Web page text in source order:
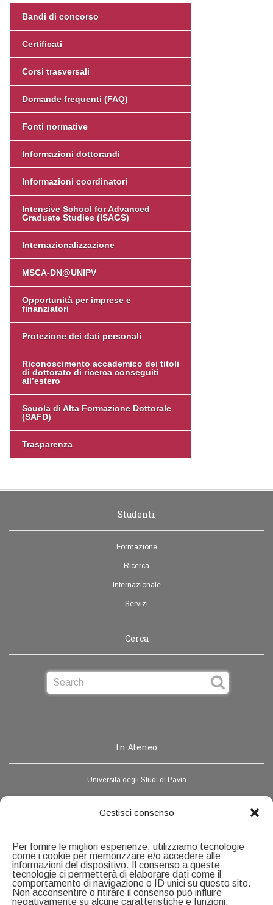
Gestisci consenso
Per fornire le migliori esperienze, utilizziamo tecnologie
come i cookie per memorizzare e/o accedere alle
informazioni del dispositivo. Il consenso a queste
tecnologie ci permetterà di elaborare dati come il
comportamento di navigazione o ID unici su questo sito.
Non acconsentire o ritirare il consenso può influire
negativamente su alcune caratteristiche e funzioni.
Bandi di concorso
Certificati
Corsi trasversali
Domande frequenti (FAQ)
Fonti normative
Informazioni dottorandi
Informazioni coordinatori
Intensive School for Advanced
Graduate Studies (ISAGS)
Internazionalizzazione
MSCA-DN@UNIPV
Opportunità per imprese e
finanziatori
Protezione dei dati personali
Riconoscimento accademico dei titoli
di dottorato di ricerca conseguiti
all’estero
Scuola di Alta Formazione Dottorale
(SAFD)
Trasparenza
Studenti
Formazione
Ricerca
Internazionale
Servizi
Cerca
In Ateneo
Università degli Studi di Pavia
Unipv.news
Webmail
Contatti
Servizio Ricerca e Formazione alla Ricerca